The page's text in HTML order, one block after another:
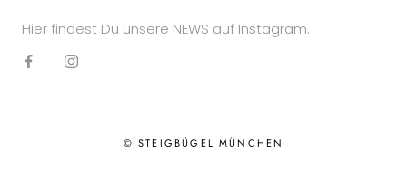
Hier findest Du unsere NEWS auf Instagram.
© STEIGBÜGEL MÜNCHEN